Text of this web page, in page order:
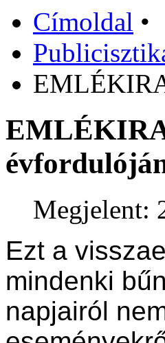
Címoldal •
Megjelent:
Ezt a
mindenki
napjairól